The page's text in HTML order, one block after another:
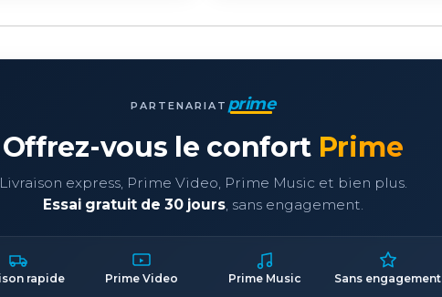
PARTENARIAT prime
Offrez-vous le confort Prime
Livraison express, Prime Video, Prime Music et bien plus.
Essai gratuit de 30 jours, sans engagement.
rapide Prime Video Prime Music Sans engagement